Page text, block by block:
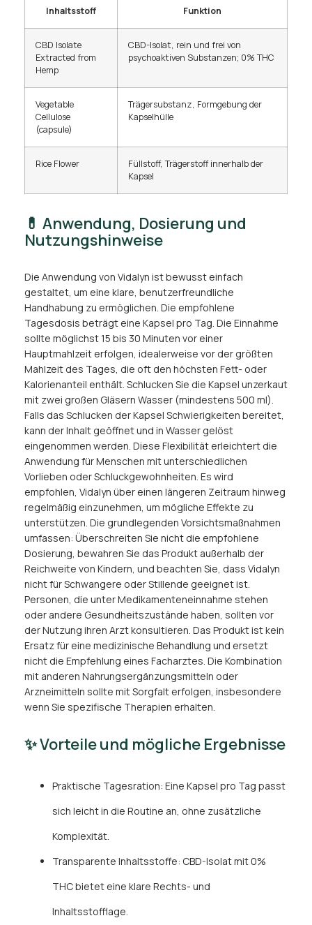
Inhaltsstoff Funktion
CBD Isolate
Extracted from
Hemp
CBD-Isolat, rein und frei von
psychoaktiven Substanzen; 0% THC
Vegetable
Cellulose
(capsule)
Trägersubstanz, Formgebung der
Kapselhülle
Rice Flower
Füllstoff, Trägerstoff innerhalb der
Kapsel
💊 Anwendung, Dosierung und
Nutzungshinweise
Die Anwendung von Vidalyn ist bewusst einfach
gestaltet, um eine klare, benutzerfreundliche
Handhabung zu ermöglichen. Die empfohlene
Tagesdosis beträgt eine Kapsel pro Tag. Die Einnahme
sollte möglichst 15 bis 30 Minuten vor einer
Hauptmahlzeit erfolgen, idealerweise vor der größten
Mahlzeit des Tages, die oft den höchsten Fett- oder
Kalorienanteil enthält. Schlucken Sie die Kapsel unzerkaut
mit zwei großen Gläsern Wasser (mindestens 500 ml).
Falls das Schlucken der Kapsel Schwierigkeiten bereitet,
kann der Inhalt geöffnet und in Wasser gelöst
eingenommen werden. Diese Flexibilität erleichtert die
Anwendung für Menschen mit unterschiedlichen
Vorlieben oder Schluckgewohnheiten. Es wird
empfohlen, Vidalyn über einen längeren Zeitraum hinweg
regelmäßig einzunehmen, um mögliche Effekte zu
unterstützen. Die grundlegenden Vorsichtsmaßnahmen
umfassen: Überschreiten Sie nicht die empfohlene
Dosierung, bewahren Sie das Produkt außerhalb der
Reichweite von Kindern, und beachten Sie, dass Vidalyn
nicht für Schwangere oder Stillende geeignet ist.
Personen, die unter Medikamenteneinnahme stehen
oder andere Gesundheitszustände haben, sollten vor
der Nutzung ihren Arzt konsultieren. Das Produkt ist kein
Ersatz für eine medizinische Behandlung und ersetzt
nicht die Empfehlung eines Facharztes. Die Kombination
mit anderen Nahrungsergänzungsmitteln oder
Arzneimitteln sollte mit Sorgfalt erfolgen, insbesondere
wenn Sie spezifische Therapien erhalten.
✨ Vorteile und mögliche Ergebnisse
Praktische Tagesration: Eine Kapsel pro Tag passt
sich leicht in die Routine an, ohne zusätzliche
Komplexität.
Transparente Inhaltsstoffe: CBD-Isolat mit 0%
THC bietet eine klare Rechts- und
Inhaltsstofflage.